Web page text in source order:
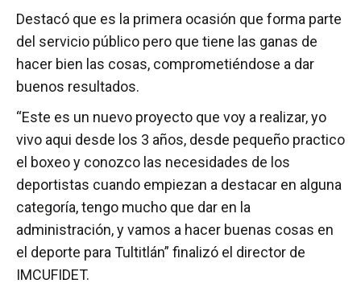
Destacó que es la primera ocasión que forma parte
del servicio público pero que tiene las ganas de
hacer bien las cosas, comprometiéndose a dar
buenos resultados.
“Este es un nuevo proyecto que voy a realizar, yo
vivo aqui desde los 3 años, desde pequeño practico
el boxeo y conozco las necesidades de los
deportistas cuando empiezan a destacar en alguna
categoría, tengo mucho que dar en la
administración, y vamos a hacer buenas cosas en
el deporte para Tultitlán” finalizó el director de
IMCUFIDET.